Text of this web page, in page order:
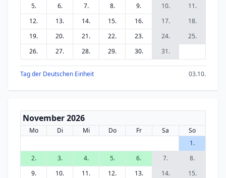
5.
6. 7. 8. 9. 10.
11.
12.
13. 14. 15. 16. 17.
18.
19.
20. 21. 22. 23. 24.
25.
26.
27. 28. 29. 30. 31.
Tag der Deutschen Einheit 03.10.
November 2026
Mo Di Mi Do Fr Sa
So
1.
2.
3. 4. 5. 6. 7.
8.
9.
10. 11. 12. 13. 14.
15.